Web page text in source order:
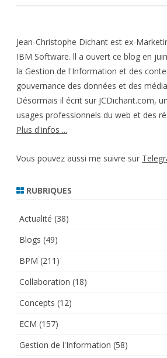
Jean-Christophe Dichant est ex-
IBM Software. ll a ouvert ce blog en
la Gestion de l'Information et des
gouvernance des données et des
Désormais il écrit sur JCDichant.com,
usages professionnels du web et des
Plus d'infos ...
Vous pouvez aussi me suivre sur
RUBRIQUES
Actualité (38)
Blogs (49)
BPM (211)
Collaboration (18)
Concepts (12)
ECM (157)
Gestion de l'Information (58)